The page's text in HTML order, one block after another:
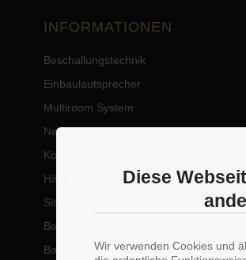
INFORMATIONEN
Beschallungstechnik
Einbaulautsprecher
Multiroom System
Netzwerklautsprecher
Kontakt
Händler
Sitemap
Behörden/Firmen
Batterieentsorgung
Diese
Wir verwenden Cookies und